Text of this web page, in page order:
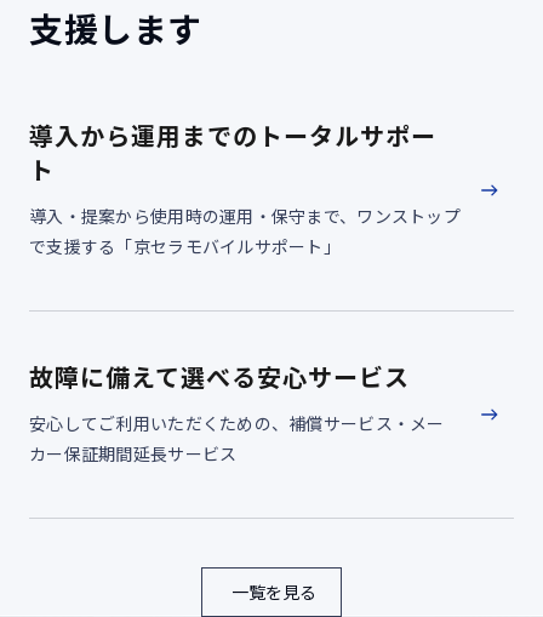
支援します
一覧を見る
導入から運用までのトータルサポー
ト
導入・提案から使用時の運用・保守まで、ワンストップ
で支援する「京セラモバイルサポート」
故障に備えて選べる安心サービス
安心してご利用いただくための、補償サービス・メー
カー保証期間延長サービス